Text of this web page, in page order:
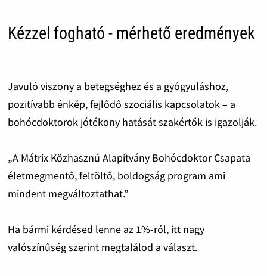
Kézzel fogható - mérhető eredmények
Javuló viszony a betegséghez és a gyógyuláshoz,
pozitívabb énkép, fejlődő szociális kapcsolatok – a
bohócdoktorok jótékony hatását szakértők is igazolják.
„A Mátrix Közhasznú Alapítvány Bohócdoktor Csapata
életmegmentő, feltöltő, boldogság program ami
mindent megváltoztathat.”
Ha bármi kérdésed lenne az 1%-ról, itt nagy
valószínűség szerint megtalálod a választ.